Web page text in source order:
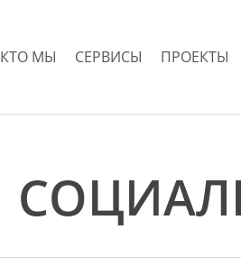
КТО МЫ СЕРВИСЫ ПРОЕКТЫ